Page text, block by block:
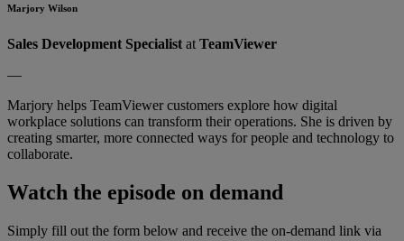
Marjory Wilson
Sales Development Specialist at TeamViewer
—
Marjory helps TeamViewer customers explore how digital
workplace solutions can transform their operations. She is driven by
creating smarter, more connected ways for people and technology to
collaborate.
Watch the episode on demand
Simply fill out the form below and receive the on-demand link via